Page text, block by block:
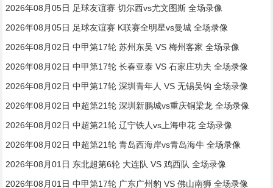
2026年08月05日 足球友谊赛 切尔西vs尤文图斯 全场录像
2026年08月05日 足球友谊赛 K联赛全明星vs曼城 全场录像
2026年08月02日 中甲第17轮 苏州东吴 VS 梅州客家 全场录像
2026年08月02日 中甲第17轮 长春亚泰 VS 石家庄功夫 全场录像
2026年08月02日 中甲第17轮 深圳青年人 VS 无锡吴钩 全场录像
2026年08月02日 中超第21轮 深圳新鹏城vs重庆铜梁龙 全场录像
2026年08月02日 中超第21轮 辽宁铁人vs上海申花 全场录像
2026年08月02日 中超第21轮 青岛西海岸vs青岛海牛 全场录像
2026年08月01日 东北超第6轮 大连队 VS 鸡西队 全场录像
2026年08月01日 中甲第17轮 广东广州豹 VS 佛山南狮 全场录像